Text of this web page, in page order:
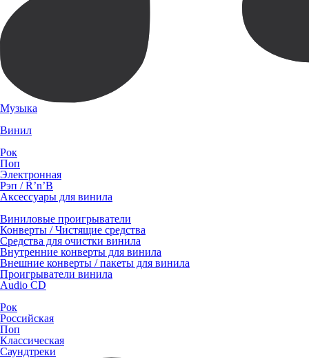
Музыка
Винил
Рок
Поп
Электронная
Рэп / R’n’B
Аксессуары для винила
Виниловые проигрыватели
Конверты / Чистящие средства
Средства для очистки винила
Внутренние конверты для винила
Внешние конверты / пакеты для винила
Проигрыватели винила
Audio CD
Рок
Российская
Поп
Классическая
Саундтреки